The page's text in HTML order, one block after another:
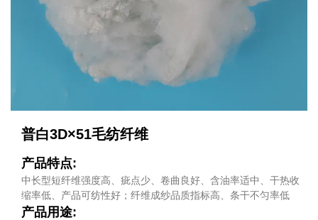
普白3D×51毛纺纤维
产品特点:
中长型短纤维强度高、疵点少、卷曲良好、含油率适中、干热收
缩率低、产品可纺性好；纤维成纱品质指标高、条干不匀率低
产品用途: